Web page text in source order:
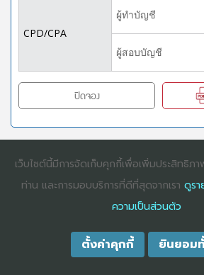
CPD/CPA
ผู้ทำบัญชี
ผู้สอบบัญชี
ปิดจอง
COPYRIGHT ©2025DHARMNITI SEMINAR
เว็บไซต์นี้มีการจัดเก็บคุกกี้เพื่อเพิ่มประสิทธิภา
ท่าน และการมอบบริการที่ดีที่สุดจากเรา ดูรา
ความเป็นส่วนตัว
ตั้งค่าคุกกี้ ยินยอม